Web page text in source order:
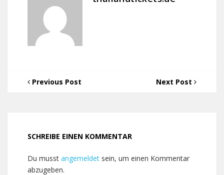
Previous Post Next Post
SCHREIBE EINEN KOMMENTAR
Du musst angemeldet sein, um einen Kommentar
abzugeben.